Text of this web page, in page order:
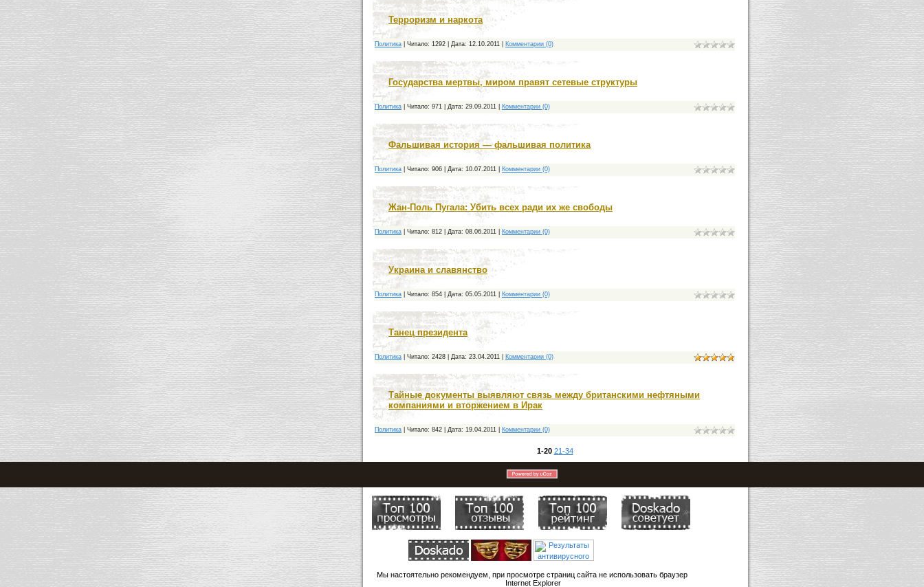
Терроризм и наркота
Политика Читало: 1292 Дата: 12.10.2011 Комментарии (0)
Государства мертвы, миром правят сетевые структуры
Политика Читало: 971 Дата: 29.09.2011 Комментарии (0)
Фальшивая история — фальшивая политика
Политика Читало: 906 Дата: 10.07.2011 Комментарии (0)
Жан-Поль Пугала: Убить всех ради их же свободы
Политика Читало: 812 Дата: 08.06.2011 Комментарии (0)
Украина и славянство
Политика Читало: 854 Дата: 05.05.2011 Комментарии (0)
Танец президента
Политика Читало: 2428 Дата: 23.04.2011 Комментарии (0)
Тайные документы выявляют связь между британскими нефтяными
компаниями и вторжением в Ирак
Политика Читало: 842 Дата: 19.04.2011 Комментарии (0)
1-20 21-34
Мы настоятельно рекомендуем, при просмотре страниц сайта не использовать браузер
Internet Explorer